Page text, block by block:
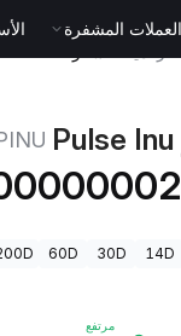
المشفرة
14D
30D
60D